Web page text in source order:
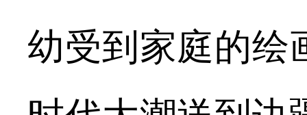
幼受到家庭的绘